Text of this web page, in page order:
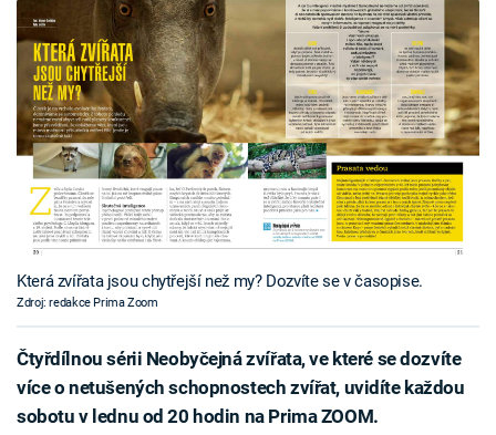
Která zvířata jsou chytřejší než my? Dozvíte se v časopise.
Zdroj: redakce Prima Zoom
Čtyřdílnou sérii Neobyčejná zvířata, ve které se dozvíte
více o netušených schopnostech zvířat, uvidíte každou
sobotu v lednu od 20 hodin na Prima ZOOM.